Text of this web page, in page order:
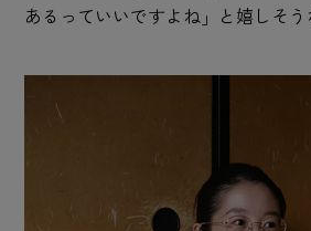
あるっていいですよね」と嬉しそう